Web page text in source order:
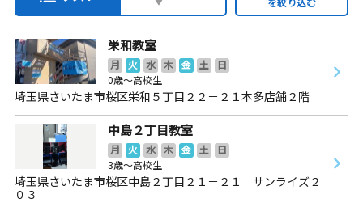
栄和教室
月 火 水 木 金 土
日
0歳～高校生
埼玉県さいたま市桜区栄和５丁目２２－２１本多店舗２階
中島２丁目教室
月 火 水 木 金 土
日
3歳～高校生
埼玉県さいたま市桜区中島２丁目２１－２１ サンライズ２
０３